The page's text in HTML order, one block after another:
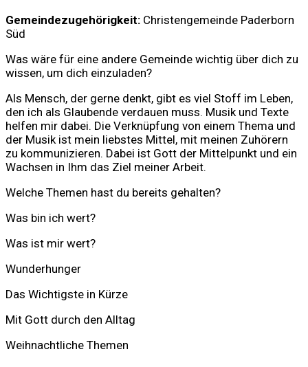
Gemeindezugehörigkeit: Christengemeinde Paderborn
Süd
Was wäre für eine andere Gemeinde wichtig über dich zu
wissen, um dich einzuladen?
Als Mensch, der gerne denkt, gibt es viel Stoff im Leben,
den ich als Glaubende verdauen muss. Musik und Texte
helfen mir dabei. Die Verknüpfung von einem Thema und
der Musik ist mein liebstes Mittel, mit meinen Zuhörern
zu kommunizieren. Dabei ist Gott der Mittelpunkt und ein
Wachsen in Ihm das Ziel meiner Arbeit.
Welche Themen hast du bereits gehalten?
Was bin ich wert?
Was ist mir wert?
Wunderhunger
Das Wichtigste in Kürze
Mit Gott durch den Alltag
Weihnachtliche Themen